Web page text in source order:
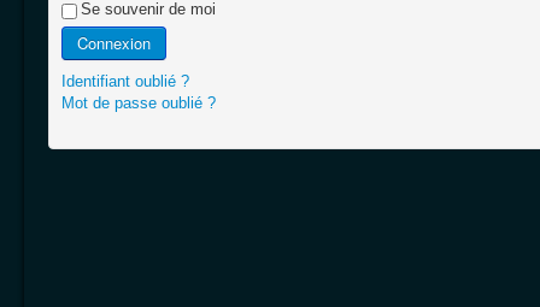
Se souvenir de moi
Connexion
Identifiant oublié ?
Mot de passe oublié ?